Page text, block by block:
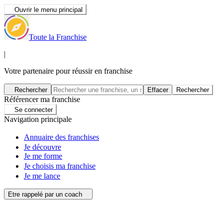
Ouvrir le menu principal
Toute la Franchise
|
Votre partenaire pour réussir en franchise
Rechercher Effacer Rechercher
Référencer ma franchise
Se connecter
Navigation principale
Annuaire des franchises
Je découvre
Je me forme
Je choisis ma franchise
Je me lance
Etre rappelé par un coach